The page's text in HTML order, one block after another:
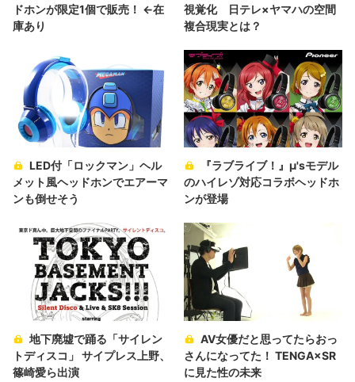
ドホンが限定1個で販売！ ←在
庫あり
視覚化 日テレ×ヤマハの空間
複合現実とは？
LED付「ロックマン」ヘル
メット風ヘッドホンでエアーマ
ンも倒せそう
『ラブライブ！』μ'sモデル
のハイレゾ対応コラボヘッドホ
ンが登場
地下廃墟で踊る「サイレン
トディスコ」 サイプレス上野、
篠崎愛ら出演
AV女優だと思ってたらおっ
さんになってた！ TENGA×SR
に見た性の未来